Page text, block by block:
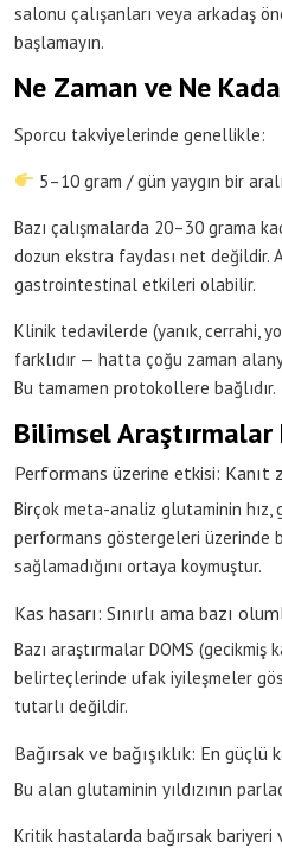
salonu çalışanları veya arkadaş
başlamayın.
Ne Zaman ve Ne
Sporcu takviyelerinde genellikle:
5–10 gram / gün yaygın bir
Bazı çalışmalarda 20–30 grama
dozun ekstra faydası net değildir.
gastrointestinal etkileri olabilir.
Klinik tedavilerde (yanık, cerrahi,
farklıdır — hatta çoğu zaman
Bu tamamen protokollere bağlıdır.
Bilimsel Araştırmalar
Performans üzerine etkisi: Kanıt
Birçok meta-analiz glutaminin hız,
performans göstergeleri üzerinde
sağlamadığını ortaya koymuştur.
Kas hasarı: Sınırlı ama bazı
Bazı araştırmalar DOMS (gecikmiş
belirteçlerinde ufak iyileşmeler
tutarlı değildir.
Bağırsak ve bağışıklık: En güçlü
Bu alan glutaminin yıldızının
Kritik hastalarda bağırsak bariyeri